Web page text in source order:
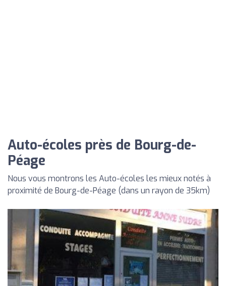
Auto-écoles près de Bourg-de-
Péage
Nous vous montrons les Auto-écoles les mieux notés à
proximité de Bourg-de-Péage (dans un rayon de 35km)